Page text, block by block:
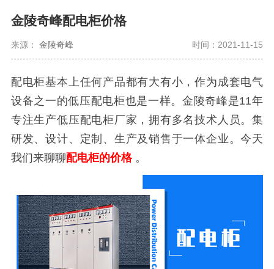
金陵奇峰配电柜价格
来源： 金陵奇峰 时间：2021-11-15
配电柜基本上任何产品都有大有小，作为成套电气
设备之一的低压配电柜也是一样。金陵奇峰是11年
专注生产低压配电柜厂家，拥有多名技术人员。集
研发、设计、定制、生产及销售于一体企业。今天
我们来聊聊配电柜的价格 。